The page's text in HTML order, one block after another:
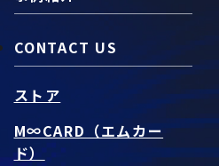
CONTACT US
ストア
M∞CARD（エムカー
ド）